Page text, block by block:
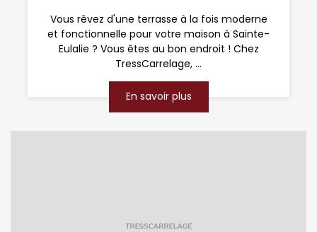
Vous rêvez d'une terrasse à la fois moderne
et fonctionnelle pour votre maison à Sainte-
Eulalie ? Vous êtes au bon endroit ! Chez
TressCarrelage, ...
En savoir plus